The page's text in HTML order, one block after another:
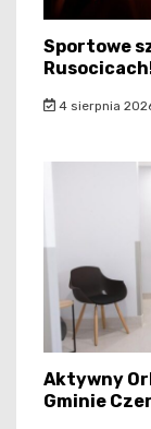
Sportowe
4 sierpnia
Aktywny
Gminie